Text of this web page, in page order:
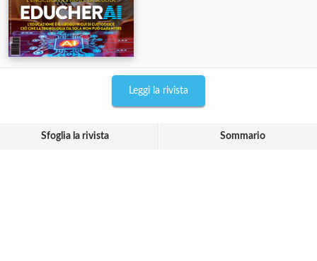
Leggi la rivista
Sfoglia la rivista Sommario